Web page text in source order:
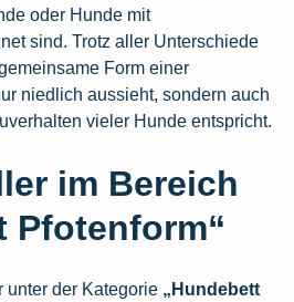
oder Hunde mit
sind. Trotz aller Unterschiede
Form einer
niedlich aussieht, sondern auch
vieler Hunde entspricht.
im Bereich
Pfotenform“
unter der Kategorie „Hundebett